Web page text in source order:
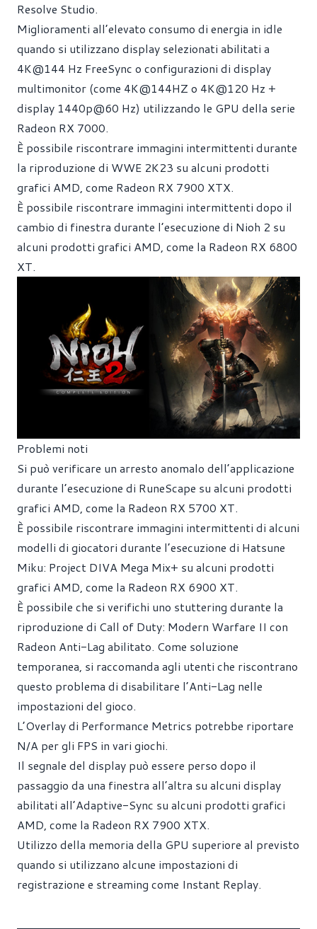
Resolve Studio.
Miglioramenti all’elevato consumo di energia in idle
quando si utilizzano display selezionati abilitati a
4K@144 Hz FreeSync o configurazioni di display
multimonitor (come 4K@144HZ o 4K@120 Hz +
display 1440p@60 Hz) utilizzando le GPU della serie
Radeon RX 7000.
È possibile riscontrare immagini intermittenti durante
la riproduzione di WWE 2K23 su alcuni prodotti
grafici AMD, come Radeon RX 7900 XTX.
È possibile riscontrare immagini intermittenti dopo il
cambio di finestra durante l’esecuzione di Nioh 2 su
alcuni prodotti grafici AMD, come la Radeon RX 6800
XT.
Problemi noti
Si può verificare un arresto anomalo dell’applicazione
durante l’esecuzione di RuneScape su alcuni prodotti
grafici AMD, come la Radeon RX 5700 XT.
È possibile riscontrare immagini intermittenti di alcuni
modelli di giocatori durante l’esecuzione di Hatsune
Miku: Project DIVA Mega Mix+ su alcuni prodotti
grafici AMD, come la Radeon RX 6900 XT.
È possibile che si verifichi uno stuttering durante la
riproduzione di Call of Duty: Modern Warfare II con
Radeon Anti-Lag abilitato. Come soluzione
temporanea, si raccomanda agli utenti che riscontrano
questo problema di disabilitare l’Anti-Lag nelle
impostazioni del gioco.
L’Overlay di Performance Metrics potrebbe riportare
N/A per gli FPS in vari giochi.
Il segnale del display può essere perso dopo il
passaggio da una finestra all’altra su alcuni display
abilitati all’Adaptive-Sync su alcuni prodotti grafici
AMD, come la Radeon RX 7900 XTX.
Utilizzo della memoria della GPU superiore al previsto
quando si utilizzano alcune impostazioni di
registrazione e streaming come Instant Replay.